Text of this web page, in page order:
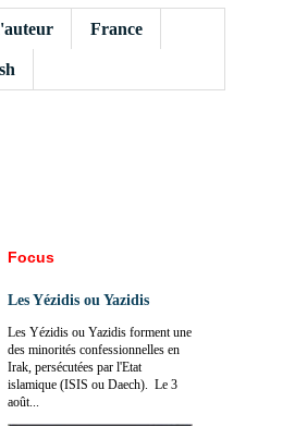
France
Focus
Les Yézidis ou Yazidis
Les Yézidis ou Yazidis forment une
des minorités confessionnelles en
Irak, persécutées par l'Etat
islamique (ISIS ou Daech). Le 3
août...